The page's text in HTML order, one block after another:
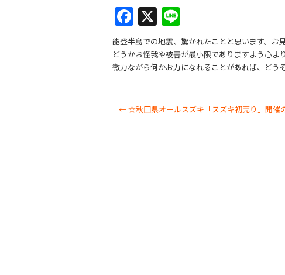
F
a
c
e
o
X
n
e
能登半島での地震、驚かれたことと思います。お
どうかお怪我や被害が最小限でありますよう心よ
微力ながら何かお力になれることがあれば、どう
←☆秋田県オールスズキ「スズキ初売り」開催